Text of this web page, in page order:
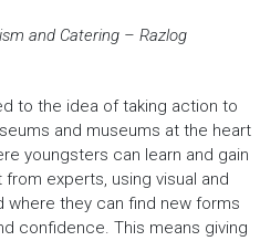
and Catering – Razlog
to the idea of taking action to
and museums at the heart
youngsters can learn and gain
experts, using visual and
they can find new forms
confidence. This means giving